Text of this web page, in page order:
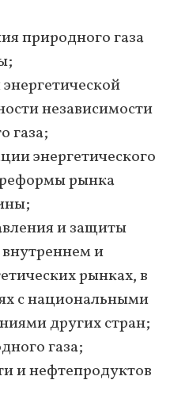
природного газа
независимости
газа;
энергетического
рынка
и защиты
и
рынках, в
с национальными
других стран;
газа;
и нефтепродуктов